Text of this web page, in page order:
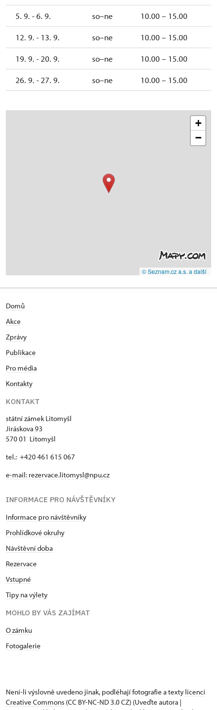
5. 9. - 6. 9. so–ne 10.00 – 15.00
12. 9. - 13. 9. so–ne 10.00 – 15.00
19. 9. - 20. 9. so–ne 10.00 – 15.00
26. 9. - 27. 9. so–ne 10.00 – 15.00
+
−
© Seznam.cz a.s. a další
Domů
Akce
Zprávy
Publikace
Pro média
Kontakty
KONTAKT
státní zámek Litomyšl
Jiráskova 93
570 01 Litomyšl
tel.: +420 461 615 067
e-mail: rezervace.litomysl@npu.cz
INFORMACE PRO NÁVŠTĚVNÍKY
Informace pro návštěvníky
Prohlídkové okruhy
Návštěvní doba
Rezervace
Vstupné
Tipy na výlety
MOHLO BY VÁS ZAJÍMAT
O zámku
Fotogalerie
Není-li výslovně uvedeno jinak, podléhají fotografie a texty licenci
Creative Commons (CC BY-NC-ND 3.0 CZ) (Uveďte autora |